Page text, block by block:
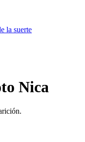
la suerte
Nica